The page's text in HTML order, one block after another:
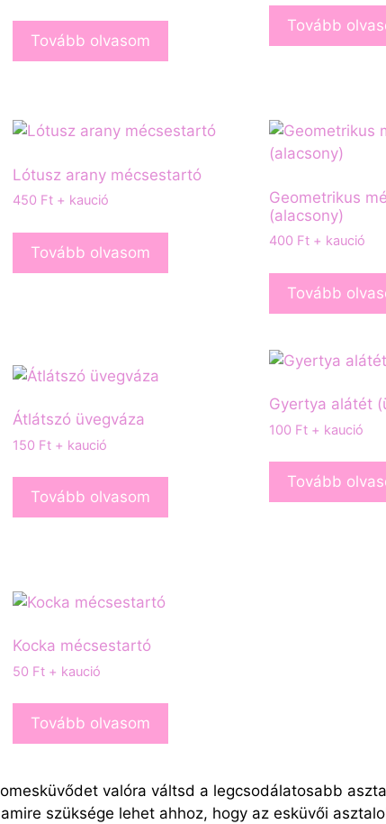
Tovább olvasom
Tovább
Lótusz arany mécsestartó
450 Ft + kaució
Tovább olvasom
Geometrikus
(alacsony)
400 Ft + kaució
Tovább
Átlátszó üvegváza
150 Ft + kaució
Tovább olvasom
Gyertya alátét
100 Ft + kaució
Tovább
Kocka mécsestartó
50 Ft + kaució
Tovább olvasom
valóra váltsd a legcsodálatosabb
szüksége lehet ahhoz, hogy az esküvői